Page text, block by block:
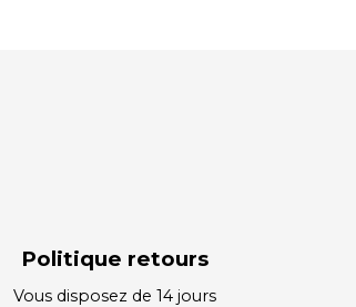
Politique retours
Vous disposez de 14 jours